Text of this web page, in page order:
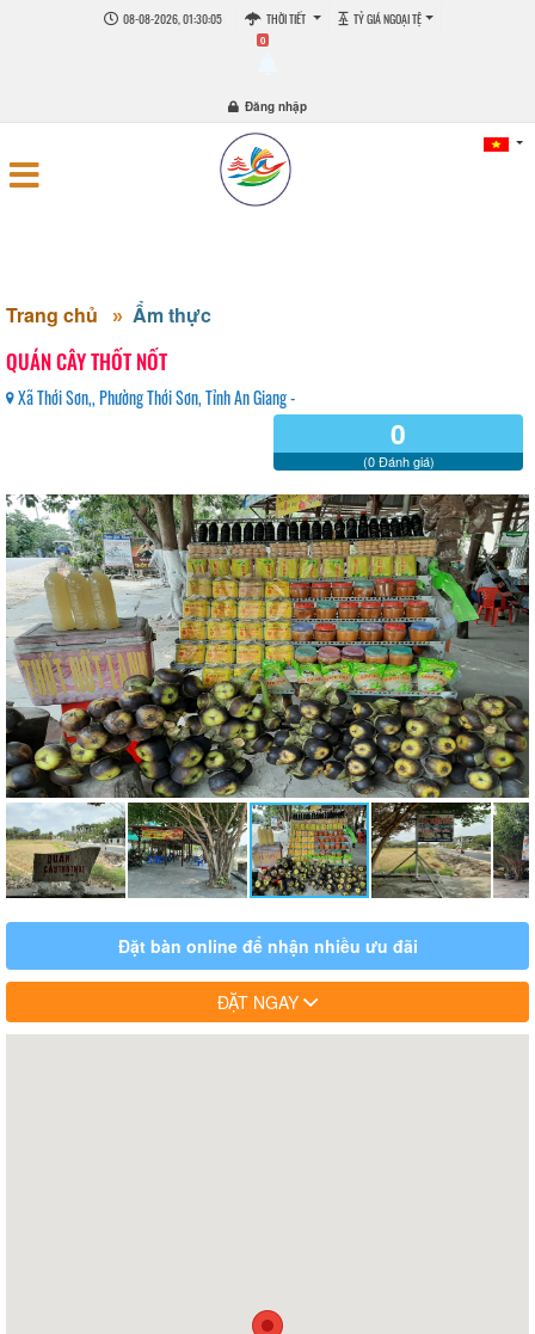
08-08-2026, 01:30:05 THỜI TIẾT TỶ GIÁ NGOẠI TỆ
0
Đăng nhập
Trang chủ Ẩm thực
QUÁN CÂY THỐT NỐT
Xã Thới Sơn,, Phường Thới Sơn, Tỉnh An Giang -
0
(0 Đánh giá)
Đặt bàn online để nhận nhiều ưu đãi
ĐẶT NGAY